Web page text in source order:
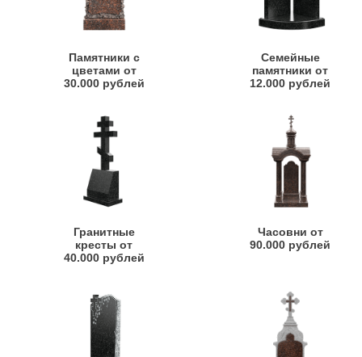
Памятники с
цветами от
30.000 рублей
Семейные
памятники от
12.000 рублей
Гранитные
кресты от
40.000 рублей
Часовни от
90.000 рублей